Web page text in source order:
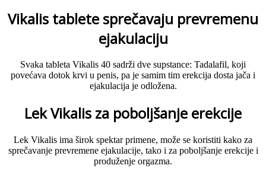
Vikalis tablete sprečavaju prevremenu
ejakulaciju
Svaka tableta Vikalis 40 sadrži dve supstance: Tadalafil, koji
povećava dotok krvi u penis, pa je samim tim erekcija dosta jača i
ejakulacija je odložena.
Lek Vikalis za poboljšanje erekcije
Lek Vikalis ima širok spektar primene, može se koristiti kako za
sprečavanje prevremene ejakulacije, tako i za poboljšanje erekcije i
produženje orgazma.